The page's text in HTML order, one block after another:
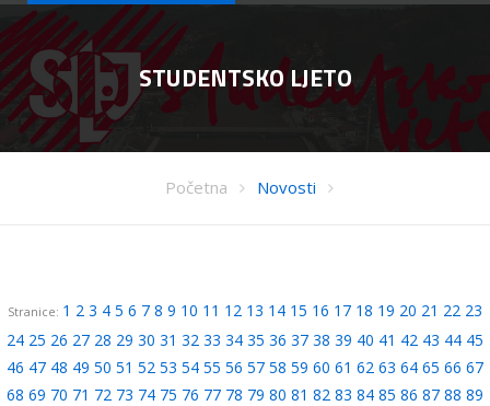
STUDENTSKO LJETO
Početna Novosti
Stranice: 1 2 3 4 5 6 7 8 9 10 11 12 13 14 15 16 17 18 19 20 21 22 23
24 25 26 27 28 29 30 31 32 33 34 35 36 37 38 39 40 41 42 43 44 45
46 47 48 49 50 51 52 53 54 55 56 57 58 59 60 61 62 63 64 65 66 67
68 69 70 71 72 73 74 75 76 77 78 79 80 81 82 83 84 85 86 87 88 89